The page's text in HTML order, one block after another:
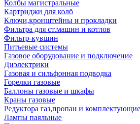
Колбы магистральные
Картриджи для колб
Ключи,кронштейны и прокладки
Фильтра для ст.машин и котлов
Фильтр-кувшин
Питьевые системы
Газовое оборудование и подключение
Диэлектрики
Газовая и сильфонная подводка
Горелки газовые
Баллоны газовые и шкафы
Краны газовые
Редуктора газ,пропан и комплектующие
Лампы паяльные